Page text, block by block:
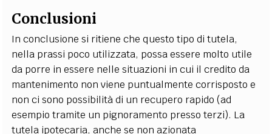
Conclusioni
In conclusione si ritiene che questo tipo di tutela,
nella prassi poco utilizzata, possa essere molto utile
da porre in essere nelle situazioni in cui il credito da
mantenimento non viene puntualmente corrisposto e
non ci sono possibilità di un recupero rapido (ad
esempio tramite un pignoramento presso terzi). La
tutela ipotecaria, anche se non azionata